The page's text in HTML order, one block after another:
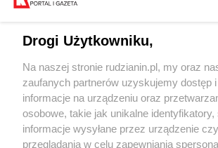
Wydawca mediów lokalnych
Drogi Użytkowniku,
Na naszej stronie rudzianin.pl, my oraz
zaufanych partnerów uzyskujemy dostęp
informacje na urządzeniu oraz
osobowe, takie jak unikalne identyfikatory,
informacje wysyłane przez urządzenie
przeglądania w celu zapewniania